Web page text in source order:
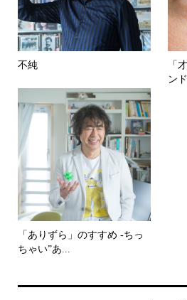
不純
「
ン
「ありずら」のすすめ -ちっ
ちゃい”あ...